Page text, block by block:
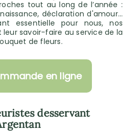
tout au long de l’année :
déclaration d'amour…
essentielle pour nous, nos
savoir-faire au service de la
de fleurs.
en ligne
desservant